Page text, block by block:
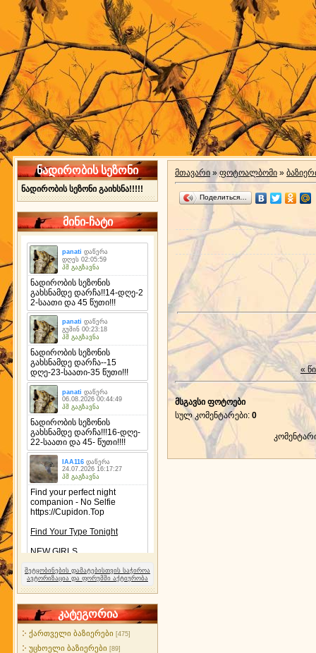
ნადირობის სეზონი
ნადირობის სეზონი გაიხსნა!!!!!
მინი-ჩატი
შეტყობინების დამატებისთვის საჭიროა
ავტორიზაცია და ფორუმში აქტიურობა
კატეგორია
ქართველი ბაზიერები [475]
უცხოელი ბაზიერები [89]
მთავარი » ფოტოალბომი »
Поделиться…
«
მსგავსი ფოტოები
სულ კომენტარები: 0